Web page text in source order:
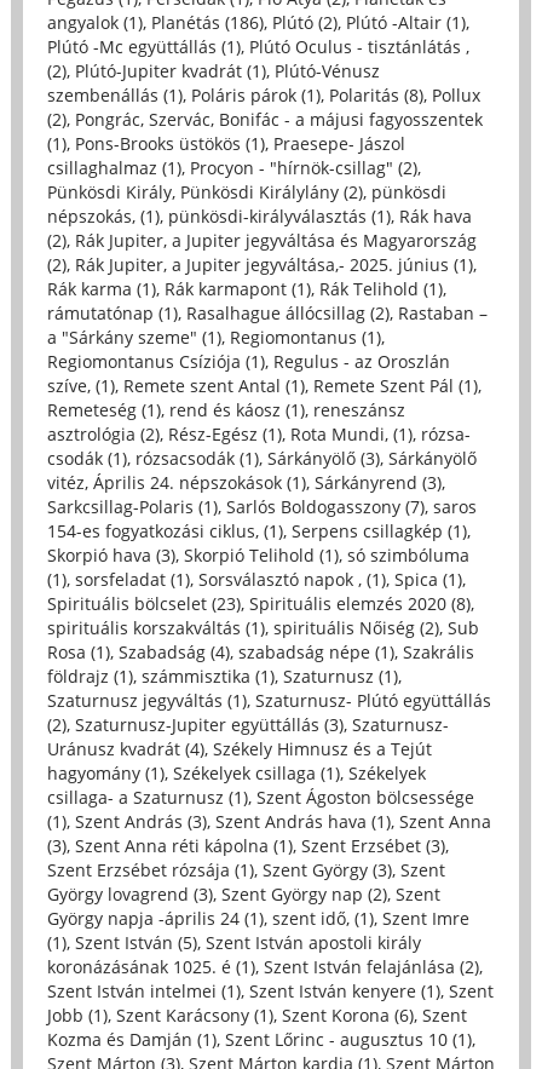
angyalok (1), Planétás (186), Plútó (2), Plútó -Altair (1),
Plútó -Mc együttállás (1), Plútó Oculus - tisztánlátás ,
(2), Plútó-Jupiter kvadrát (1), Plútó-Vénusz
szembenállás (1), Poláris párok (1), Polaritás (8), Pollux
(2), Pongrác, Szervác, Bonifác - a májusi fagyosszentek
(1), Pons-Brooks üstökös (1), Praesepe- Jászol
csillaghalmaz (1), Procyon - "hírnök-csillag" (2),
Pünkösdi Király, Pünkösdi Királylány (2), pünkösdi
népszokás, (1), pünkösdi-királyválasztás (1), Rák hava
(2), Rák Jupiter, a Jupiter jegyváltása és Magyarország
(2), Rák Jupiter, a Jupiter jegyváltása,- 2025. június (1),
Rák karma (1), Rák karmapont (1), Rák Telihold (1),
rámutatónap (1), Rasalhague állócsillag (2), Rastaban –
a "Sárkány szeme" (1), Regiomontanus (1),
Regiomontanus Csíziója (1), Regulus - az Oroszlán
szíve, (1), Remete szent Antal (1), Remete Szent Pál (1),
Remeteség (1), rend és káosz (1), reneszánsz
asztrológia (2), Rész-Egész (1), Rota Mundi, (1), rózsa-
csodák (1), rózsacsodák (1), Sárkányölő (3), Sárkányölő
vitéz, Április 24. népszokások (1), Sárkányrend (3),
Sarkcsillag-Polaris (1), Sarlós Boldogasszony (7), saros
154-es fogyatkozási ciklus, (1), Serpens csillagkép (1),
Skorpió hava (3), Skorpió Telihold (1), só szimbóluma
(1), sorsfeladat (1), Sorsválasztó napok , (1), Spica (1),
Spirituális bölcselet (23), Spirituális elemzés 2020 (8),
spirituális korszakváltás (1), spirituális Nőiség (2), Sub
Rosa (1), Szabadság (4), szabadság népe (1), Szakrális
földrajz (1), számmisztika (1), Szaturnusz (1),
Szaturnusz jegyváltás (1), Szaturnusz- Plútó együttállás
(2), Szaturnusz-Jupiter együttállás (3), Szaturnusz-
Uránusz kvadrát (4), Székely Himnusz és a Tejút
hagyomány (1), Székelyek csillaga (1), Székelyek
csillaga- a Szaturnusz (1), Szent Ágoston bölcsessége
(1), Szent András (3), Szent András hava (1), Szent Anna
(3), Szent Anna réti kápolna (1), Szent Erzsébet (3),
Szent Erzsébet rózsája (1), Szent György (3), Szent
György lovagrend (3), Szent György nap (2), Szent
György napja -április 24 (1), szent idő, (1), Szent Imre
(1), Szent István (5), Szent István apostoli király
koronázásának 1025. é (1), Szent István felajánlása (2),
Szent István intelmei (1), Szent István kenyere (1), Szent
Jobb (1), Szent Karácsony (1), Szent Korona (6), Szent
Kozma és Damján (1), Szent Lőrinc - augusztus 10 (1),
Szent Márton (3), Szent Márton kardja (1), Szent Márton